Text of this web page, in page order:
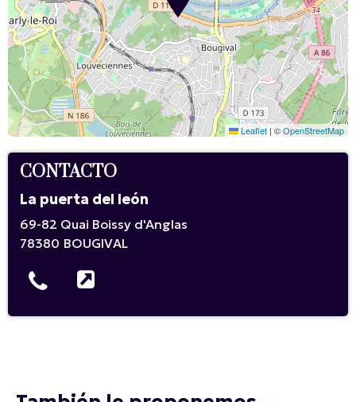
Leaflet | ©OpenStreetMap
CONTACTO
La puerta del león
69-82 Quai Boissy d'Anglas
78380 BOUGIVAL